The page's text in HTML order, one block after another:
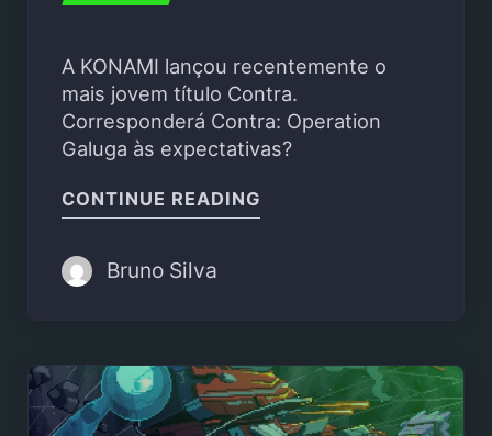
A KONAMI lançou recentemente o
mais jovem título Contra.
Corresponderá Contra: Operation
Galuga às expectativas?
CONTINUE READING
Bruno Silva